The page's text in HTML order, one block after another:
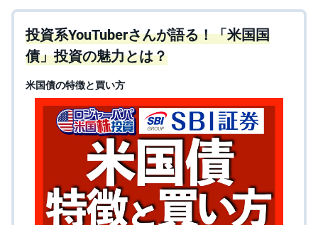
投資系YouTuberさんが語る！「米国国
債」投資の魅力とは？
米国債の特徴と買い方